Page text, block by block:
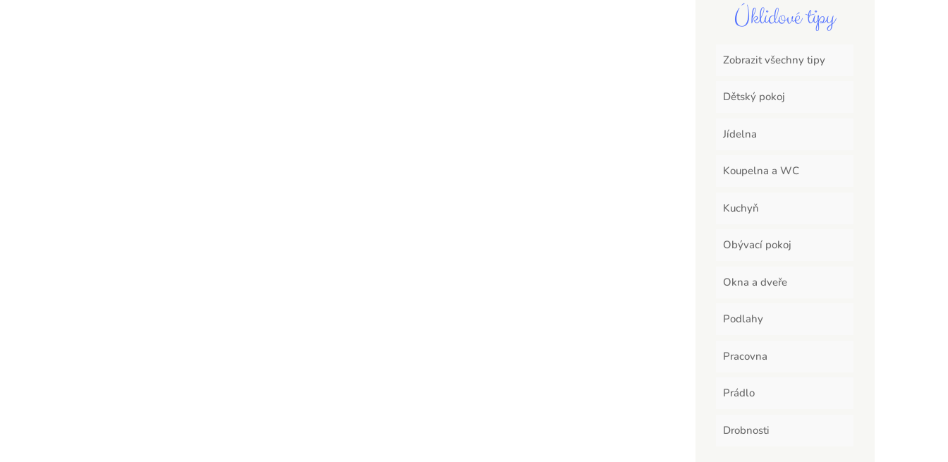
Úklidové tipy
Zobrazit všechny tipy
Dětský pokoj
Jídelna
Koupelna a WC
Kuchyň
Obývací pokoj
Okna a dveře
Podlahy
Pracovna
Prádlo
Drobnosti